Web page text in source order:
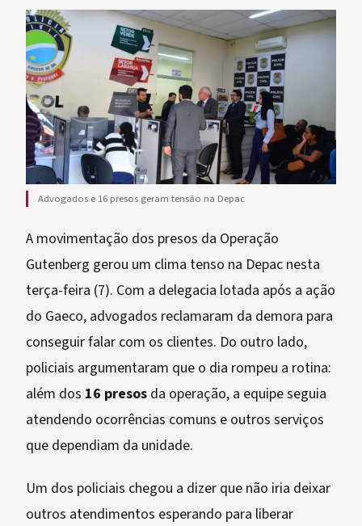
Advogados e 16 presos geram tensão na Depac
A movimentação dos presos da Operação
Gutenberg gerou um clima tenso na Depac nesta
terça-feira (7). Com a delegacia lotada após a ação
do Gaeco, advogados reclamaram da demora para
conseguir falar com os clientes. Do outro lado,
policiais argumentaram que o dia rompeu a rotina:
além dos 16 presos da operação, a equipe seguia
atendendo ocorrências comuns e outros serviços
que dependiam da unidade.
Um dos policiais chegou a dizer que não iria deixar
outros atendimentos esperando para liberar